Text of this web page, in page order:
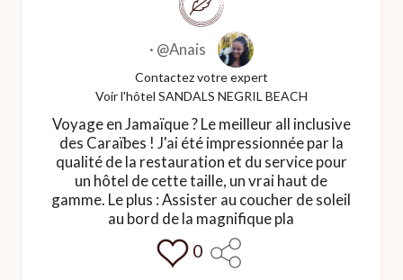
· @Anais
Contactez votre expert
Voir l'hôtel SANDALS NEGRIL BEACH
Voyage en Jamaïque ? Le meilleur all inclusive
des Caraïbes ! J'ai été impressionnée par la
qualité de la restauration et du service pour
un hôtel de cette taille, un vrai haut de
gamme. Le plus : Assister au coucher de soleil
au bord de la magnifique pla
0